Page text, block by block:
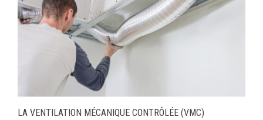
LA VENTILATION MÉCANIQUE CONTRÔLÉE (VMC)